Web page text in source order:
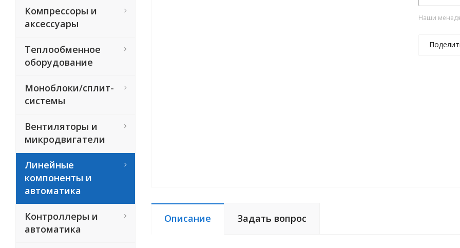
Наши
Описание Задать вопрос
Компрессоры и
аксессуары
Теплообменное
оборудование
Моноблоки/сплит-
системы
Вентиляторы и
микродвигатели
Линейные
компоненты и
автоматика
Контроллеры и
автоматика